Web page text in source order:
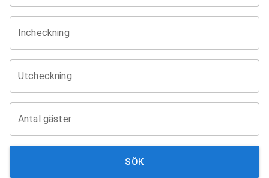
Incheckning
Utcheckning
Antal gäster
SÖK